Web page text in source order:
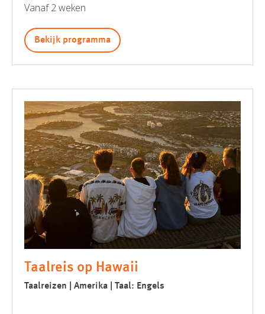
Vanaf 2 weken
Bekijk programma
Taalreis op Hawaii
Taalreizen | Amerika | Taal: Engels